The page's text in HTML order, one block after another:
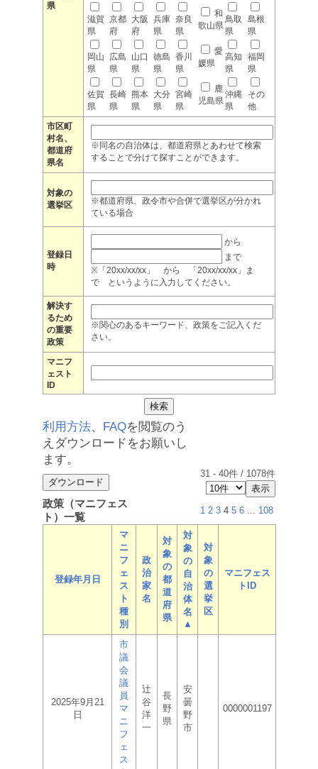
県
滋賀
県
京都
府
大阪
府
兵庫
県
奈良
県
和
歌山県
鳥取
県
島根
県
岡山
県
広島
県
山口
県
徳島
県
香川
県
愛
媛県
高知
県
福岡
県
佐賀
県
長崎
県
熊本
県
大分
県
宮崎
県
鹿
児島県
沖縄
県
その
他
市区町
村名、
都道府
県名
※同名の自治体は、都道府県とあわせて検索
することで分けて探すことができます。
対象の
選挙区
※都道府県、政令市や合併で選挙区が分かれ
ている場合
登録日
時
から
まで
※「20xx/xx/xx」 から 「20xx/xx/xx」ま
で というように入力してください。
解決す
るため
の重要
政策
※関心のあるキーワード、政策をご記入くだ
さい。
マニフ
ェスト
ID
利用方法、 FAQを閲覧のう
えダウンロードをお願いし
ます。
31 - 40件 / 1078件
政策（マニフェス
ト）一覧
1 2 3 4 5 6 ... 108
登録年月日
マ
ニ
フ
ェ
ス
ト
種
別
政
治
家
名
対
象
の
都
道
府
県
対
象
の
自
治
体
名
▲
対
象
の
選
挙
区
マニフェス
トID
2025年9月21
日
市
議
会
議
員
マ
ニ
フ
ェ
ス
辻
谷
洋
一
長
野
県
安
曇
野
市
0000001197